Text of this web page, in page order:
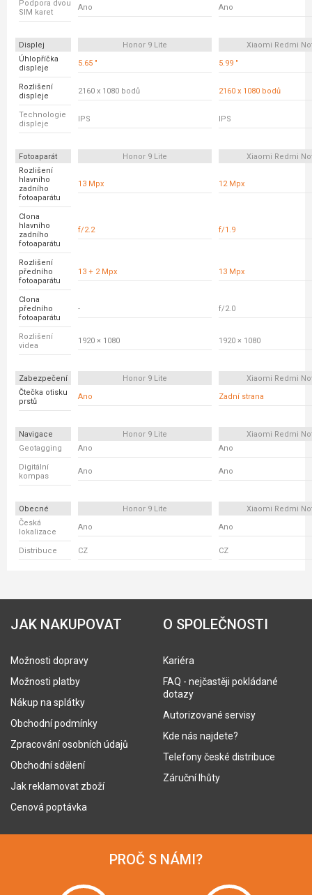
Podpora dvou
SIM karet
Ano Ano
Displej Honor 9 Lite
Xiaomi Redmi
Úhlopříčka
displeje
5.65 " 5.99 "
Rozlišení
displeje
2160 x 1080 bodů 2160 x 1080 bodů
Technologie
displeje
IPS IPS
Fotoaparát Honor 9 Lite
Xiaomi Redmi
Rozlišení
hlavního
zadního
fotoaparátu
13 Mpx 12 Mpx
Clona
hlavního
zadního
fotoaparátu
f/2.2 f/1.9
Rozlišení
předního
fotoaparátu
13 + 2 Mpx 13 Mpx
Clona
předního
fotoaparátu
- f/2.0
Rozlišení
videa
1920 × 1080 1920 × 1080
Zabezpečení Honor 9 Lite
Xiaomi Redmi
Čtečka otisku
prstů
Ano Zadní strana
Navigace Honor 9 Lite
Xiaomi Redmi
Geotagging
Ano Ano
Digitální
kompas
Ano Ano
Obecné Honor 9 Lite
Xiaomi Redmi
Česká
lokalizace
Ano Ano
Distribuce CZ CZ
JAK NAKUPOVAT
Možnosti dopravy
Možnosti platby
Nákup na splátky
Obchodní podmínky
Zpracování osobních údajů
Obchodní sdělení
Jak reklamovat zboží
Cenová poptávka
O SPOLEČNOSTI
Kariéra
FAQ - nejčastěji pokládané
dotazy
Autorizované servisy
Kde nás najdete?
Telefony české distribuce
Záruční lhůty
PROČ S NÁMI?